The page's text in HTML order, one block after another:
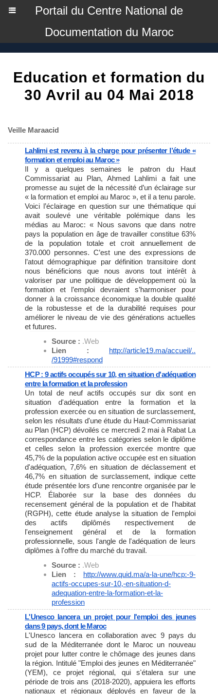
Portail du Centre National de
Documentation du Maroc
Education et formation du
30 Avril au 04 Mai 2018
Veille Maraacid
Lahlimi est revenu à la charge pour présenter l’étude «
formation et emploi au Maroc »
Il y a quelques semaines le patron du Haut
Commissariat au Plan, Ahmed Lahlimi a fait une
promesse au sujet de la nécessité d’un éclairage sur
« la formation et emploi au Maroc », et il a tenu parole.
Voici l’éclairage en question sur une thématique qui
avait soulevé une véritable polémique dans les
médias au Maroc: « Nous savons que dans notre
pays la population en âge de travailler constitue 63%
de la population totale et croit annuellement de
370.000 personnes. C’est une des expressions de
l’atout démographique par définition transitoire dont
nous bénéficions que nous avons tout intérêt à
valoriser par une politique de développement où la
formation et l’emploi devraient s’harmoniser pour
donner à la croissance économique la double qualité
de la robustesse et de la durabilité requises pour
améliorer le niveau de vie des générations actuelles
et futures.
Source : .Web
Lien : http://article19.ma/accueil/..
/91999#respond
HCP : 9 actifs occupés sur 10, en situation d'adéquation
entre la formation et la profession
Un total de neuf actifs occupés sur dix sont en
situation d'adéquation entre la formation et la
profession exercée ou en situation de surclassement,
selon les résultats d'une étude du Haut-Commissariat
au Plan (HCP) dévoilés ce mercredi 2 mai à Rabat La
correspondance entre les catégories selon le diplôme
et celles selon la profession exercée montre que
45,7% de la population active occupée est en situation
d'adéquation, 7,6% en situation de déclassement et
46,7% en situation de surclassement, indique cette
étude présentée lors d'une rencontre organisée par le
HCP. Élaborée sur la base des données du
recensement général de la population et de l'habitat
(RGPH), cette étude analyse la situation de l'emploi
des actifs diplômés respectivement de
l'enseignement général et de la formation
professionnelle, sous l'angle de l'adéquation de leurs
diplômes à l'offre du marché du travail.
Source : .Web
Lien : http://www.quid.ma/a-la-une/hcp:-9-
actifs-occupes-sur-10,-en-situation-d-
adequation-entre-la-formation-et-la-
profession
L'Unesco lancera un projet pour l'emploi des jeunes
dans 9 pays, dont le Maroc
L'Unesco lancera en collaboration avec 9 pays du
sud de la Méditerranée dont le Maroc un nouveau
projet pour lutter contre le chômage des jeunes dans
la région. Intitulé "Emploi des jeunes en Méditerranée"
(YEM), ce projet régional, qui s'étalera sur une
période de trois ans (2018-2020), appuiera les efforts
nationaux et régionaux déployés en faveur de la